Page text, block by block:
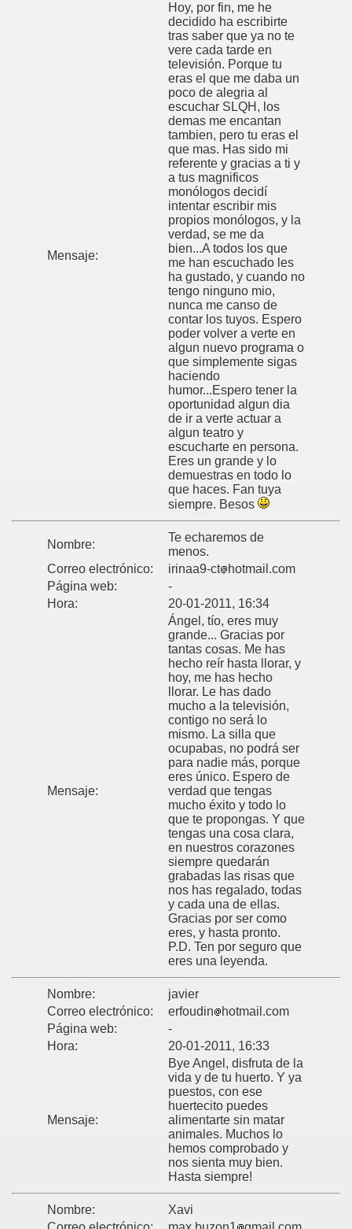
Mensaje:
Hoy, por fin, me he
decidido ha escribirte
tras saber que ya no te
vere cada tarde en
televisión. Porque tu
eras el que me daba un
poco de alegria al
escuchar SLQH, los
demas me encantan
tambien, pero tu eras el
que mas. Has sido mi
referente y gracias a ti y
a tus magnificos
monólogos decidí
intentar escribir mis
propios monólogos, y la
verdad, se me da
bien...A todos los que
me han escuchado les
ha gustado, y cuando no
tengo ninguno mio,
nunca me canso de
contar los tuyos. Espero
poder volver a verte en
algun nuevo programa o
que simplemente sigas
haciendo
humor...Espero tener la
oportunidad algun dia
de ir a verte actuar a
algun teatro y
escucharte en persona.
Eres un grande y lo
demuestras en todo lo
que haces. Fan tuya
siempre. Besos
Nombre:
Te echaremos de
menos.
Correo electrónico:
irinaa9-ct
hotmail.com
Página web:
-
Hora:
20-01-2011, 16:34
Mensaje:
Ángel, tío, eres muy
grande... Gracias por
tantas cosas. Me has
hecho reír hasta llorar, y
hoy, me has hecho
llorar. Le has dado
mucho a la televisión,
contigo no será lo
mismo. La silla que
ocupabas, no podrá ser
para nadie más, porque
eres único. Espero de
verdad que tengas
mucho éxito y todo lo
que te propongas. Y que
tengas una cosa clara,
en nuestros corazones
siempre quedarán
grabadas las risas que
nos has regalado, todas
y cada una de ellas.
Gracias por ser como
eres, y hasta pronto.
P.D. Ten por seguro que
eres una leyenda.
Nombre:
javier
Correo electrónico:
erfoudin
hotmail.com
Página web:
-
Hora:
20-01-2011, 16:33
Mensaje:
Bye Angel, disfruta de la
vida y de tu huerto. Y ya
puestos, con ese
huertecito puedes
alimentarte sin matar
animales. Muchos lo
hemos comprobado y
nos sienta muy bien.
Hasta siempre!
Nombre:
Xavi